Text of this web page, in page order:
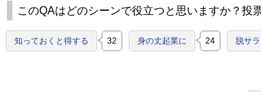
このQAはどのシーンで役立つと思いますか？投
知っておくと得する 32 身の丈起業に 24 脱サ